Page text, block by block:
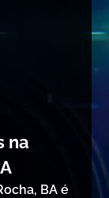
na
BA é